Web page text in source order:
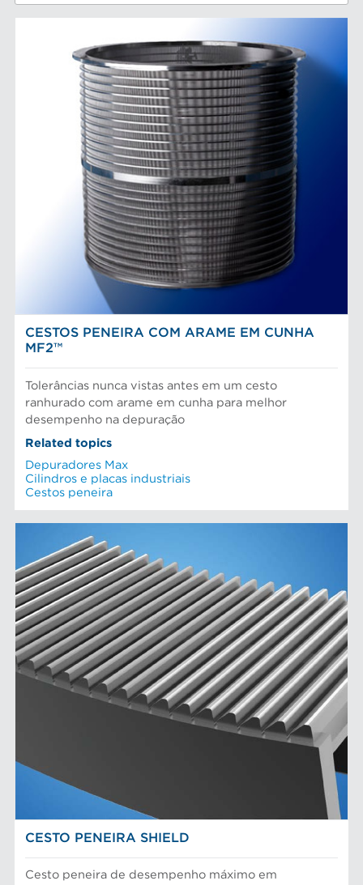
Cestos peneira
MAIS FILTROS
COMPONENTS DE DESGASTE DE
DESEMPENHO
Cestos peneira
Discos e insertos do refinador
Elementos do filtro
Placas depuradoras
Rotores de depurador
MARCAS AFT
Depuradores Max
Refinação Finebar
Sistemas de aproximação POM
Tecnologia Aikawa
MERCADOS
Aproximação da máquina de papel
Cilindros e placas industriais
Depuração e separação de alimentos
Fibras químicas
Fibras recicladas
Pasta Mecanica
Refinação de fibras
Testes e laboratório
EQUIPAMENTO
Preparação do material
Sistema de aproximação
NOTICIAS AFT
CESTOS PENEIRA COM ARAME EM CUNHA
MF2™
Tolerâncias nunca vistas antes em um cesto
ranhurado com arame em cunha para melhor
desempenho na depuração
Related topics
Depuradores Max
Cilindros e placas industriais
Cestos peneira
CESTO PENEIRA SHIELD
Cesto peneira de desempenho máximo em